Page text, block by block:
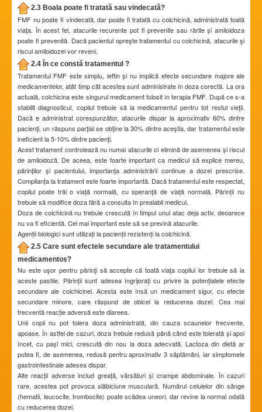
2.3 Boala poate fi tratată sau vindecată?
FMF nu poate fi vindecată, dar poate fi tratată cu colchicină, administrată toată
viaţa. În acest fel, atacurile recurente pot fi prevenite sau rărite și amiloidoza
poate fi prevenită. Dacă pacientul opreşte tratamentul cu colchicină, atacurile şi
riscul amiloidozei vor reveni.
2.4 În ce constă tratamentul ?
Tratamentul FMF este simplu, ieftin și nu implică efecte secundare majore ale
medicamentelor, atât timp cât acestea sunt administrate în doza corectă. La ora
actuală, colchicina este singurul medicament folosit în terapia FMF. După ce s-a
stabilit diagnosticul, copilul trebuie să ia medicamentul pentru tot restul vieţii.
Dacă e administrat corespunzător, atacurile dispar la aproximativ 60% dintre
pacienţi, un răspuns parţial se obţine la 30% dintre aceştia, dar tratamentul este
ineficient la 5-10% dintre pacienţi.
Acest tratament controlează nu numai atacurile ci elimină de asemenea și riscul
de amiloidoză. De aceea, este foarte important ca medicul să explice mereu,
părinţilor şi pacientului, importanţa administrării continue a dozei prescrise.
Complianța la tratament este foarte importantă. Dacă tratamentul este respectat,
copilul poate trăi o viață normală, cu speranță de viață normală. Părinții nu
trebuie să modifice doza fără a consulta în prealabil medicul.
Doza de colchicină nu trebuie crescută în timpul unui atac deja activ, deoarece
nu va fi eficientă. Cel mai important este să se prevină atacurile.
Agenții biologici sunt utilizați la pacienții rezistenți la colchicină.
2.5 Care sunt efectele secundare ale tratamentului
medicamentos?
Nu este uşor pentru părinţi să accepte că toată viaţa copilul lor trebuie să ia
aceste pastile. Părinții sunt adesea îngrijorați cu privire la potențialele efecte
secundare ale colchicinei. Acesta este însă un medicament sigur, cu efecte
secundare minore, care răspund de obicei la reducerea dozei. Cea mai
frecventă reacție adversă este diareea.
Unii copii nu pot tolera doza administrată, din cauza scaunelor frecvente,
apoase. În astfel de cazuri, doza trebuie redusă până când este tolerată și apoi
încet, cu pași mici, crescută din nou la doza adecvată. Lactoza din dietă ar
putea fi, de asemenea, redusă pentru aproximativ 3 săptămâni, iar simptomele
gastrointestinale adesea dispar.
Alte reacții adverse includ greață, vărsături și crampe abdominale. În cazuri
rare, acestea pot provoca slăbiciune musculară. Numărul celulelor din sânge
(hematii, leucocite, trombocite) poate scădea uneori, dar revine la normal odată
cu reducerea dozei.